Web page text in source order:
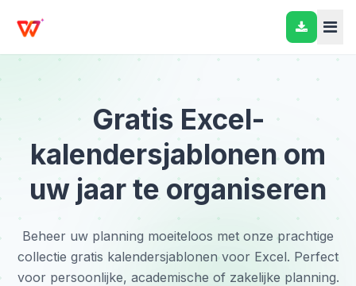
Gratis Excel-
kalendersjablonen om
uw jaar te organiseren
Beheer uw planning moeiteloos met onze prachtige
collectie gratis kalendersjablonen voor Excel. Perfect
voor persoonlijke, academische of zakelijke planning.